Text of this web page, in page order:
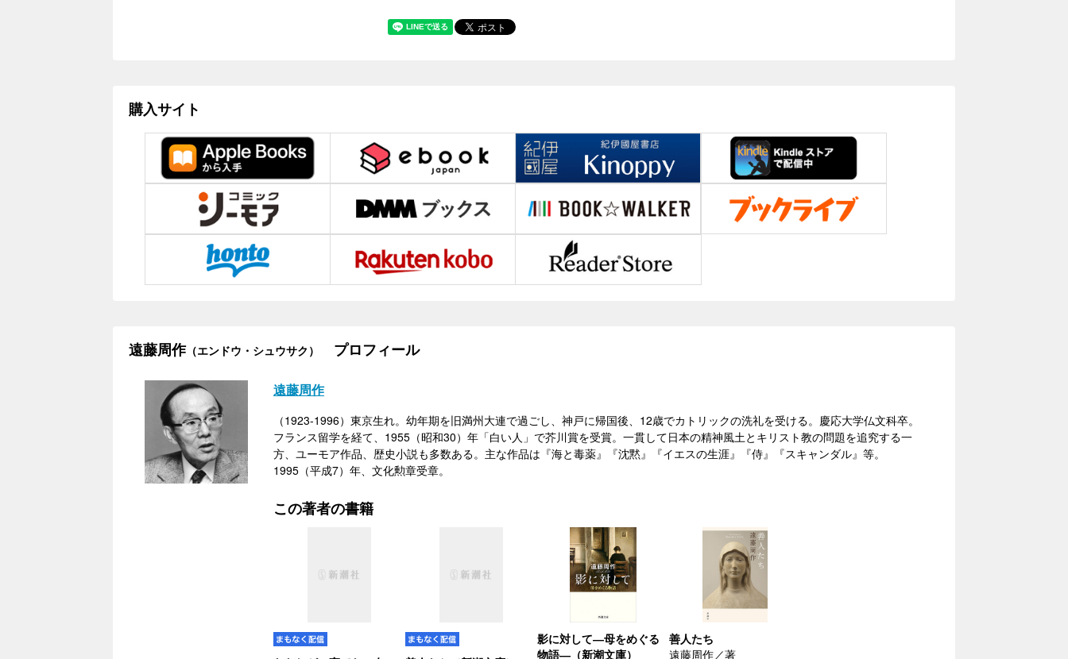
購入サイト
遠藤周作（エンドウ・シュウサク） プロフィール
遠藤周作
（1923-1996）東京生れ。幼年期を旧満州大連で過ごし、神戸に帰国後、12歳でカトリックの洗礼を受ける。慶応大学仏文科卒。
フランス留学を経て、1955（昭和30）年「白い人」で芥川賞を受賞。一貫して日本の精神風土とキリスト教の問題を追究する一
方、ユーモア作品、歴史小説も多数ある。主な作品は『海と毒薬』『沈黙』『イエスの生涯』『侍』『スキャンダル』等。
1995（平成7）年、文化勲章受章。
この著者の書籍
影に対して―母をめぐる
物語―（新潮文庫）
善人たち
遠藤周作／著